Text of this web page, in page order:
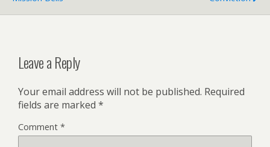
Leave a Reply
Your email address will not be published. Required
fields are marked *
Comment *